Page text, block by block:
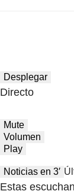
Desplegar
Directo
Mute
Volumen
Play
Noticias en 3′
Estas